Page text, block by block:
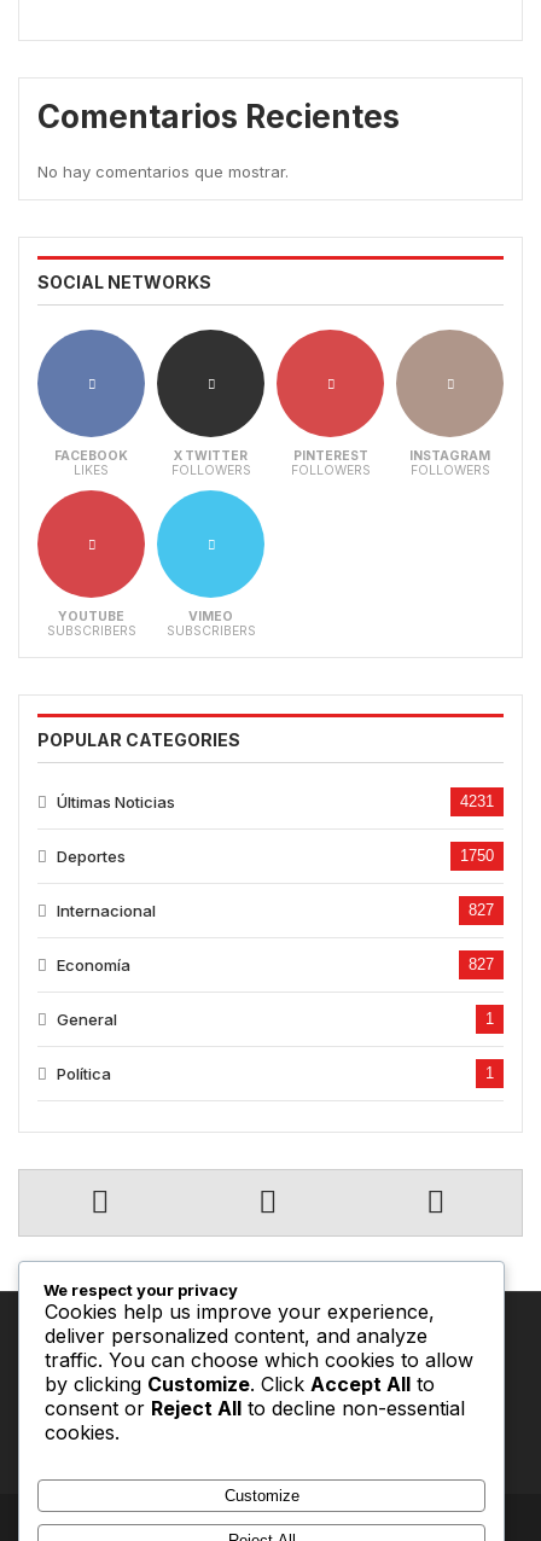
Comentarios Recientes
No hay comentarios que mostrar.
SOCIAL NETWORKS
FACEBOOK
LIKES
X TWITTER
FOLLOWERS
PINTEREST
FOLLOWERS
INSTAGRAM
FOLLOWERS
YOUTUBE
SUBSCRIBERS
VIMEO
SUBSCRIBERS
POPULAR CATEGORIES
Últimas Noticias 4231
Deportes 1750
Internacional 827
Economía 827
General 1
Política 1
# TRENDING
magazine
We respect your privacy
Cookies help us improve your experience,
deliver personalized content, and analyze
traffic. You can choose which cookies to allow
by clicking Customize. Click Accept All to
consent or Reject All to decline non-essential
cookies.
Customize